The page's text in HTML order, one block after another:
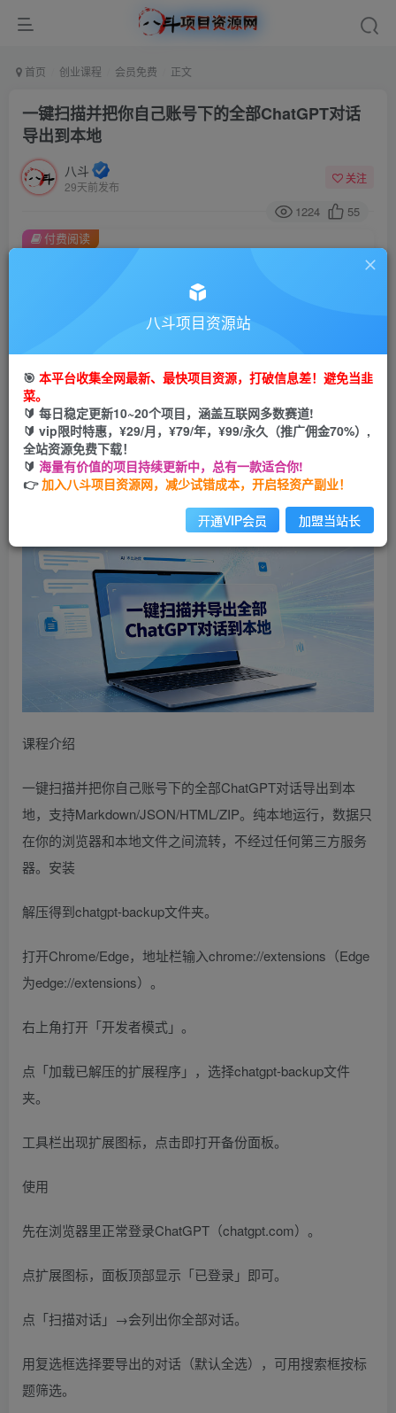
首页 创业课程 会员免费 正文
一键扫描并把你自己账号下的全部ChatGPT对话
导出到本地
八斗
29天前发布
关注
1224 55
此内容为付费阅读，请付费后查看
金币9.9金币99
会员免费
您当前未登录！建议登陆后购买，可保存购买订单
付费阅读
一键扫描并把你自己账号下的全部ChatGPT对话导出到本地
课程介绍
一键扫描并把你自己账号下的全部ChatGPT对话导出到本
地，支持Markdown/JSON/HTML/ZIP。纯本地运行，数据只
在你的浏览器和本地文件之间流转，不经过任何第三方服务
器。安装
解压得到chatgpt-backup文件夹。
打开Chrome/Edge，地址栏输入chrome://extensions（Edge
为edge://extensions）。
右上角打开「开发者模式」。
点「加载已解压的扩展程序」，选择chatgpt-backup文件
夹。
工具栏出现扩展图标，点击即打开备份面板。
使用
先在浏览器里正常登录ChatGPT（chatgpt.com）。
点扩展图标，面板顶部显示「已登录」即可。
点「扫描对话」→会列出你全部对话。
用复选框选择要导出的对话（默认全选），可用搜索框按标
题筛选。
八斗项目资源站
🎯 本平台收集全网最新、最快项目资源，打破信息差！避免当韭
菜。
🔰 每日稳定更新10~20个项目，涵盖互联网多数赛道!
🔰 vip限时特惠，¥29/月，¥79/年，¥99/永久（推广佣金70%）,
全站资源免费下载！
🔰 海量有价值的项目持续更新中，总有一款适合你!
👉加入八斗项目资源网，减少试错成本，开启轻资产副业！
开通VIP会员 加盟当站长